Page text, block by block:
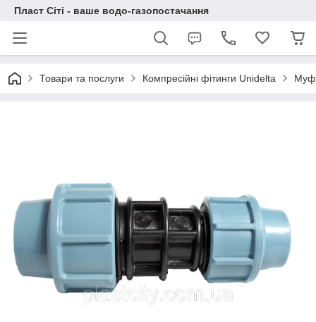
Пласт Сіті - ваше водо-газопостачання
Товари та послуги Компресійні фітинги Unidelta